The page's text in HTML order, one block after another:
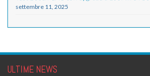
settembre 11, 2025
ULTIME NEWS